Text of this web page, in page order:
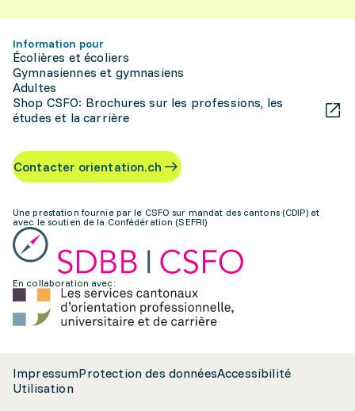
Information pour
Écolières et écoliers
Gymnasiennes et gymnasiens
Adultes
Shop CSFO: Brochures sur les professions, les
études et la carrière
Contacter orientation.ch
Une prestation fournie par le CSFO sur mandat des cantons (CDIP) et
avec le soutien de la Confédération (SEFRI)
En collaboration avec:
ImpressumProtection des donnéesAccessibilité
Utilisation